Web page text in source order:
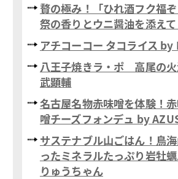
贅の極み！「ひれ酒フク福
祭の香りとウニ醤油を添え
アチコーコー タコライス
八王子焼きラ・ポ 高尾の
武顕輔
名古屋名物赤味噌を体験！
噌チーズフォンデュ by
サステナブル山ごはん！鳥
ったミネラルたっぷり岩牡
りゅうちゃん